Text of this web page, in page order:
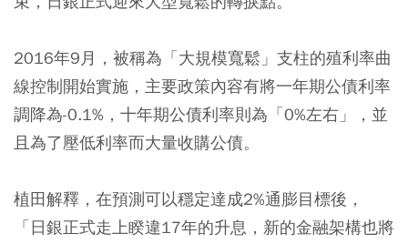
2016年9月，被稱為「大規模寬鬆」支柱的殖利率曲
線控制開始實施，主要政策內容有將一年期公債利率
調降為-0.1%，十年期公債利率則為「0%左右」，並
且為了壓低利率而大量收購公債。
植田解釋，在預測可以穩定達成2%通膨目標後，
「日銀正式走上睽違17年的升息，新的金融架構也將